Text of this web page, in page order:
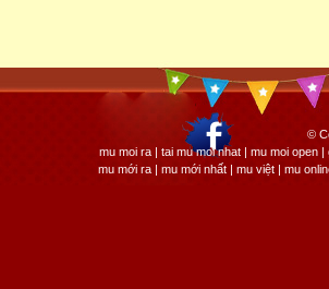
©
mu moi ra | tai mu moi nhat | mu moi open
mu mới ra | mu mới nhất | mu việt | mu